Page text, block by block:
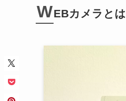
WEBカメラとは